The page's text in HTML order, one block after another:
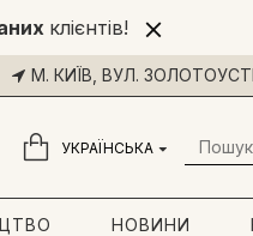
клієнтів!
М. КИЇВ, ВУЛ.
УКРАЇНСЬКА
НОВИНИ